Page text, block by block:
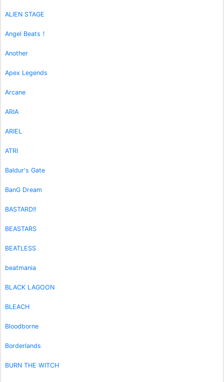
ALIEN STAGE
Angel Beats！
Another
Apex Legends
Arcane
ARIA
ARIEL
ATRI
Baldur's Gate
BanG Dream
BASTARD!!
BEASTARS
BEATLESS
beatmania
BLACK LAGOON
BLEACH
Bloodborne
Borderlands
BURN THE WITCH